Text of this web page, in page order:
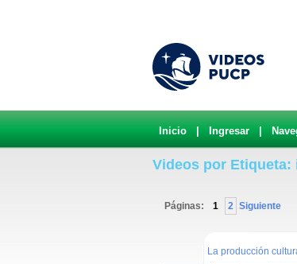
Inicio Ingresar
Videos por Etiqueta:
Páginas: 1 2 Siguiente
La producción